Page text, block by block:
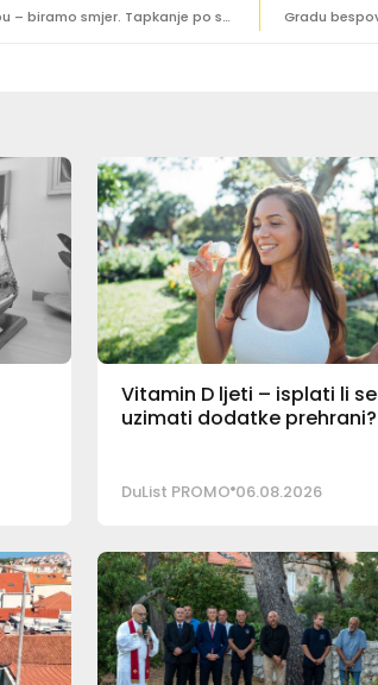
BOŽO PETROV Birajući osobu – biramo smjer. Tapkanje po starom ili promjena koju stvaramo svi zajedno
Vitamin D ljeti – isplati li se
uzimati dodatke prehrani?
DuList PROMO 06.08.2026